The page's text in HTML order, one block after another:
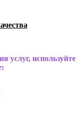
услуг, используйте